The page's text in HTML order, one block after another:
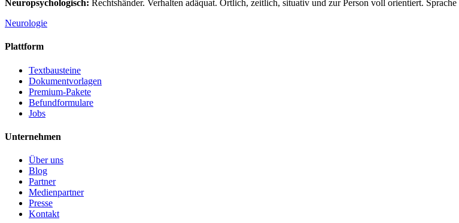
Neuropsychologisch: Rechtshänder. Verhalten adäquat. Örtlich, zeitlich, situativ und zur Person voll orientiert.
Neurologie
Plattform
Textbausteine
Dokumentvorlagen
Premium-Pakete
Befundformulare
Jobs
Unternehmen
Über uns
Blog
Partner
Medienpartner
Presse
Kontakt